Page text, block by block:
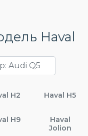
Haval
H2 Haval H5
H9
Haval
Jolion